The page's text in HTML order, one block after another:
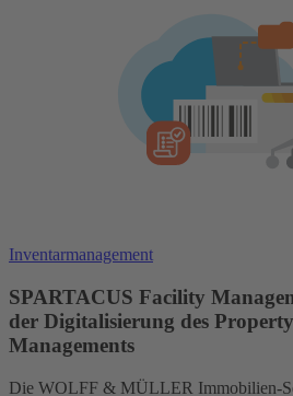
Inventarmanagement
SPARTACUS Facility
der Digitalisierung des
Managements
Die WOLFF & MÜLLER Immobilien-